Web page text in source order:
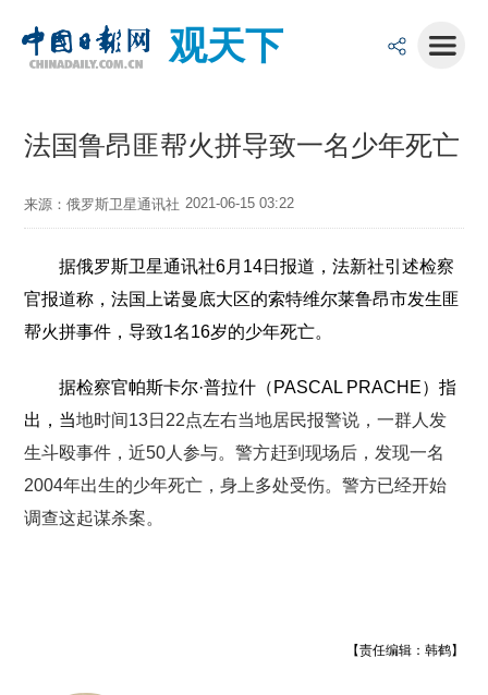
观天下
法国鲁昂匪帮火拼导致一名少年死亡
来源：俄罗斯卫星通讯社 2021-06-15 03:22
据俄罗斯卫星通讯社6月14日报道，法新社引述检察
官报道称，法国上诺曼底大区的索特维尔莱鲁昂市发生匪
帮火拼事件，导致1名16岁的少年死亡。
据检察官帕斯卡尔·普拉什（PASCAL PRACHE）指
出，当地时间13日22点左右当地居民报警说，一群人发
生斗殴事件，近50人参与。警方赶到现场后，发现一名
2004年出生的少年死亡，身上多处受伤。警方已经开始
调查这起谋杀案。
【责任编辑：韩鹤】